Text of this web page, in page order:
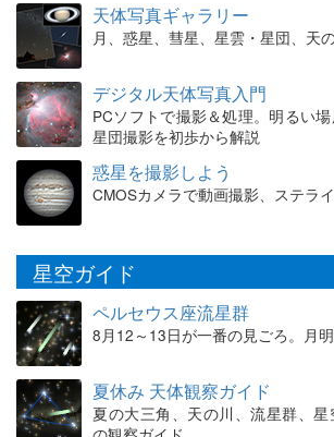
天体写真ギャラリー
月、惑星、彗星、星雲・星団、天
デジタル天体写真入門
PCソフトで撮影＆処理。明るい
星団撮影を初歩から解説
惑星を撮影しよう
CMOSカメラで動画撮影、ステラ
星空ガイド
ペルセウス座流星群
8月12～13日が一番の見ごろ。月
夏休み 天体観察ガイド
夏の大三角、天の川、流星群、